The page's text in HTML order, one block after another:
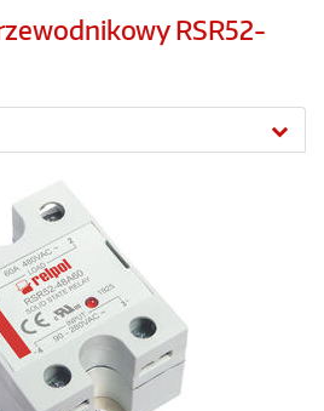
RSR52-